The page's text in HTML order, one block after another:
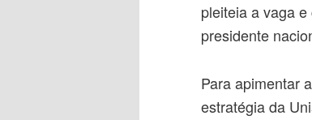
pleiteia a vaga
presidente
Para apimentar
estratégia da